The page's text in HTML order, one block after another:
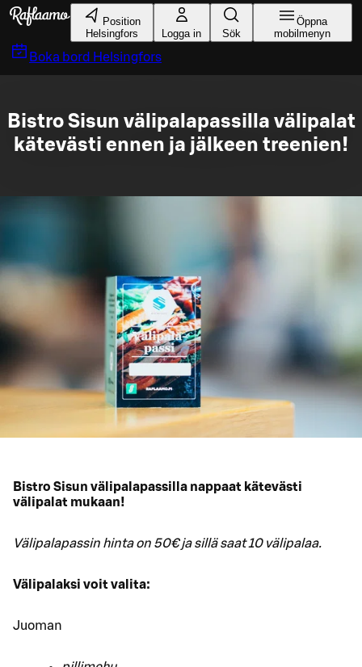
Gå till huvudinnehållet
Position
Helsingfors
Logga in Sök
Öppna
mobilmenyn
Boka bord Helsingfors
Bistro Sisun välipalapassilla välipalat
kätevästi ennen ja jälkeen treenien!
Bistro Sisun välipalapassilla nappaat kätevästi
välipalat mukaan!
Välipalapassin hinta on 50€ ja sillä saat 10 välipalaa.
Välipalaksi voit valita:
Juoman